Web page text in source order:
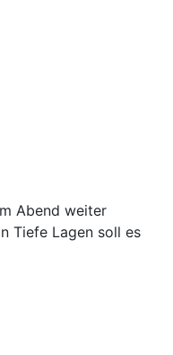
Abend weiter
Tiefe Lagen soll es